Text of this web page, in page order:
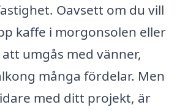
Oavsett om du vill
kaffe i morgonsolen eller
umgås med vänner,
många fördelar. Men
med ditt projekt, är